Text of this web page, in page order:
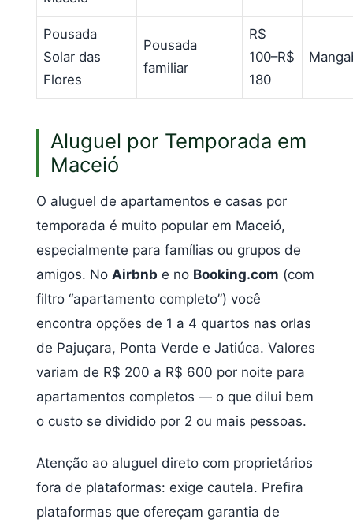
Pousada
Solar das
Flores
Pousada
familiar
R$
100–R$
180
Aluguel por Temporada em
Maceió
O aluguel de apartamentos e casas por
temporada é muito popular em Maceió,
especialmente para famílias ou grupos de
amigos. No Airbnb e no Booking.com (com
filtro “apartamento completo”) você
encontra opções de 1 a 4 quartos nas orlas
de Pajuçara, Ponta Verde e Jatiúca. Valores
variam de R$ 200 a R$ 600 por noite para
apartamentos completos — o que dilui bem
o custo se dividido por 2 ou mais pessoas.
Atenção ao aluguel direto com proprietários
fora de plataformas: exige cautela. Prefira
plataformas que ofereçam garantia de